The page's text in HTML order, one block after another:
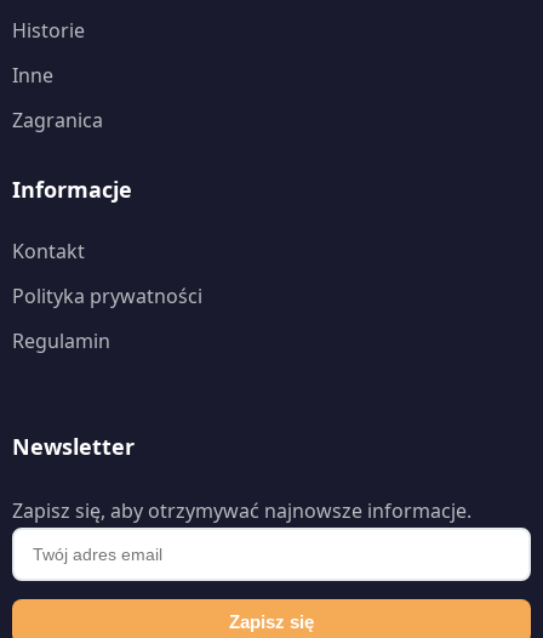
Historie
Inne
Zagranica
Informacje
Kontakt
Polityka prywatności
Regulamin
Newsletter
Zapisz się, aby otrzymywać najnowsze informacje.
Zapisz się